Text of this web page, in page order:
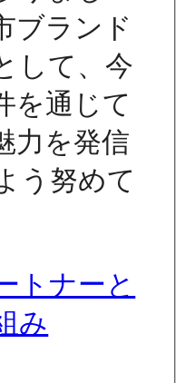
ブランド
して、今
を通じて
力を発信
う努めて
トナーと
み